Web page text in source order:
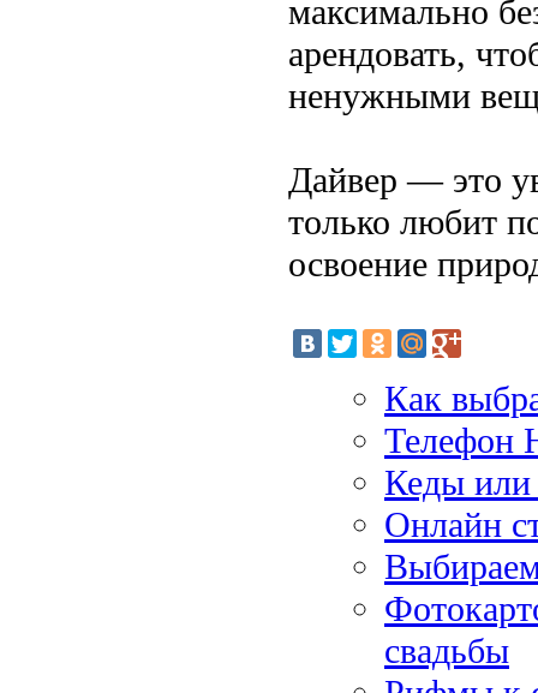
максимально
арендовать,
ненужными
Дайвер — это
только любит
освоение
Как
Телефон
Кеды или
Онлайн
свадьбы